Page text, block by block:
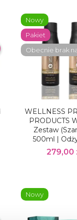
WELLNESS
PRODUCTS
Zestaw
500ml |
279,00
Nowy
Pakiet
Obecnie brak
Nowy